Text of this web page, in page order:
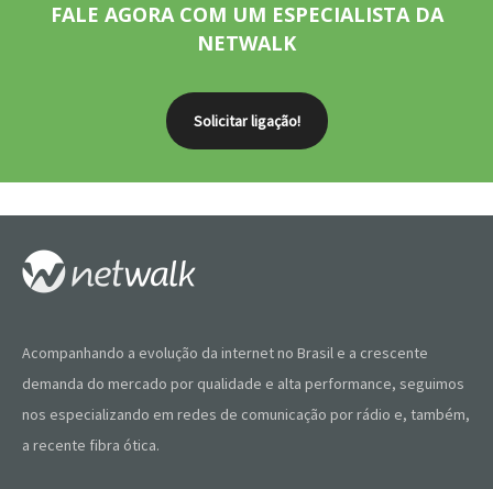
FALE AGORA COM UM ESPECIALISTA DA
NETWALK
Solicitar ligação!
Acompanhando a evolução da internet no Brasil e a crescente
demanda do mercado por qualidade e alta performance, seguimos
nos especializando em redes de comunicação por rádio e, também,
a recente fibra ótica.